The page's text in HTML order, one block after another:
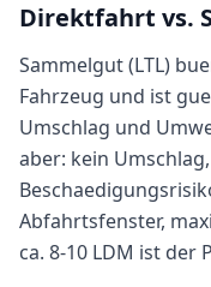
Direktfahrt vs.
Sammelgut (LTL)
Fahrzeug und ist
Umschlag und
aber: kein
Abfahrtsfenster,
ca. 8-10 LDM ist